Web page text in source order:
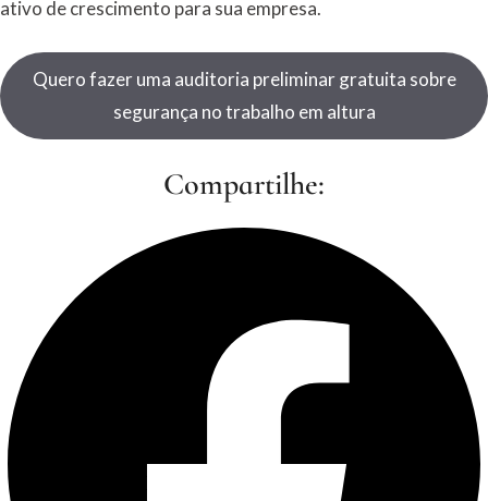
ativo de crescimento para sua empresa.
Quero fazer uma auditoria preliminar gratuita sobre
segurança no trabalho em altura
Compartilhe: